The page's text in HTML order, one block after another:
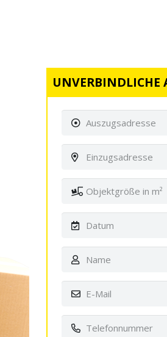
UNVERBINDLICHE